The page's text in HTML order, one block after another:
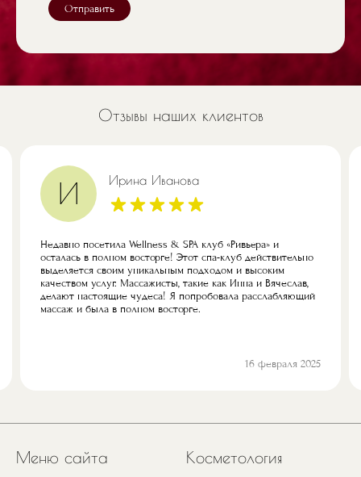
Отправить
Отзывы наших клиентов
И Ирина Иванова
Недавно посетила Wellness & SPA клуб «Ривьера» и
осталась в полном восторге! Этот спа-клуб действительно
выделяется своим уникальным подходом и высоким
качеством услуг. Массажисты, такие как Инна и Вячеслав,
делают настоящие чудеса! Я попробовала расслабляющий
массаж и была в полном восторге.
16 февраля 2025
Меню сайта Косметология